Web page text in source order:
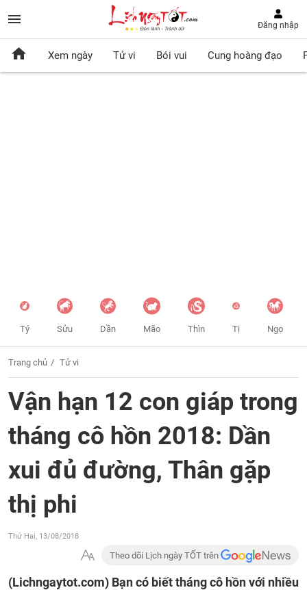
Đăng nhập
Xem ngày Tử vi Bói vui Cung hoàng đạo
Tý Sửu Dần Mão Thìn Tị Ngọ
Trang chủ Tử vi
Vận hạn 12 con giáp trong
tháng cô hồn 2018: Dần
xui đủ đường, Thân gặp
thị phi
Thứ Hai, 13/08/2018
Theo dõi Lịch ngày TỐT trên
(Lichngaytot.com) Bạn có biết tháng cô hồn với nhiều